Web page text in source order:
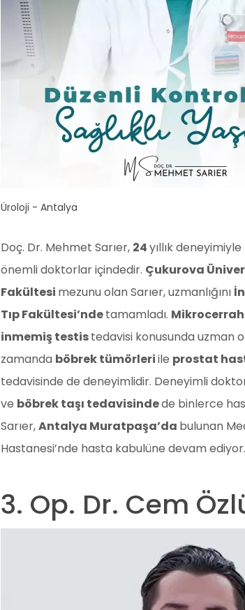
Üroloji - Antalya
Doç. Dr. Mehmet Sarıer, 24yıllık deneyimiyle
önemli doktorlar içindedir. Çukurova
Fakültesi mezunu olan Sarıer, uzmanlığını
Tıp Fakültesi’ndetamamladı.
inmemiş testistedavisi konusunda uzman
zamanda böbrek tümörleriile prostat
tedavisinde de deneyimlidir. Deneyimli
ve böbrek taşı tedavisindede binlerce
Sarıer,Antalya Muratpaşa’da bulunan
Hastanesi’nde hasta kabulüne devam ediyor.
3. Op. Dr. Cem